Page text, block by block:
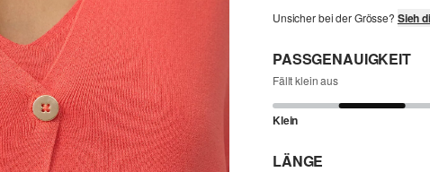
Unsicher bei der Grösse? Sieh
PASSGENAUIGKEIT
Fällt klein aus
Klein
LÄNGE